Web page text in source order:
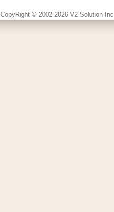
CopyRight © 2002-2026 V2-Solution